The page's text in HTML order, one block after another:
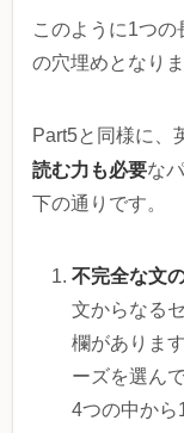
このように1つ
の穴埋めとなりま
Part5と同様に、
読む力も必要な
下の通りです。
不完全な文
文からなる
欄がありま
ーズを選ん
4つの中から